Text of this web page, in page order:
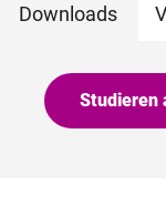
Downloads
Studieren